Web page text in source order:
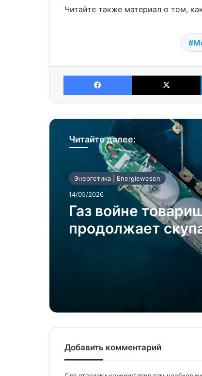
Читайте также материал о том,
Facebook
Читайте далее:
Энергетика | Energiewesen
14/05/2026
Газ войне
продолжает
российское
Добавить комментарий